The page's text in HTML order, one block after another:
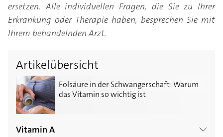
ersetzen. Alle individuellen Fragen, die Sie zu Ihrer
Erkrankung oder Therapie haben, besprechen Sie mit
Ihrem behandelnden Arzt.
Artikelübersicht
Folsäure in der Schwangerschaft: Warum
das Vitamin so wichtig ist
Folsäure in der Schwangerschaft: Warum das
Vitamin A